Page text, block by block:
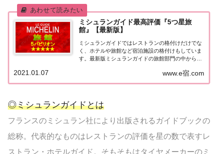
の...
ミシュランガイド最高評価『5つ星旅
館』【最新版】
ミシュランガイドではレストランの格付けだけでな
く、ホテルや旅館など宿泊施設の格付けもしていま
す。最新版ミシュランガイドの旅館部門の中から最
とめてみました♪ いずれも人気ランキングなどで常
に上位を賑わす有名旅館。各旅館の情報と口コミ評
www.e宿.com
2021.01.07
◎ミシュランガイドとは
フランスのミシュラン社により出版されるガイドブックの
総称。代表的なものはレストランの評価を星の数で表すレ
ストラン・ホテルガイド。そもそもはタイヤメーカーのミ